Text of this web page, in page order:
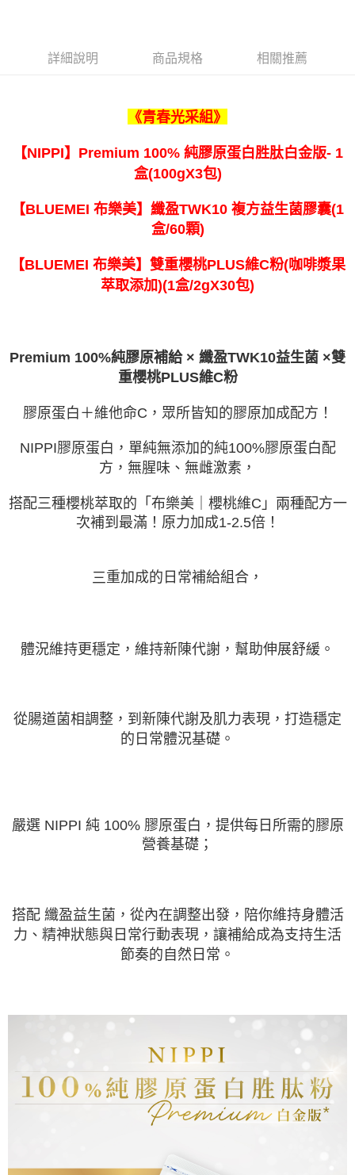
用戶於交易時，得透過本服務購買商品或服務，並由商店將買賣／分期付款
買賣價金債權讓與本公司後，依約使用本公司帳單繳交帳款。
由本公司與您本人進行分期帳單所需資料之確認、核對及更正。
3.完整用戶服務條款，請詳閱以下連結：https://oppay.tw/userRule
詳細說明 商品規格 相關推薦
《青春光采組》
【NIPPI】Premium 100% 純膠原蛋白胜肽白金版- 1
盒(100gX3包)
【BLUEMEI 布樂美】纖盈TWK10 複方益生菌膠囊(1
盒/60顆)
【BLUEMEI 布樂美】雙重櫻桃PLUS維C粉(咖啡漿果
萃取添加)(1盒/2gX30包)
Premium 100%純膠原補給 × 纖盈TWK10益生菌 ×雙
重櫻桃PLUS維C粉
膠原蛋白＋維他命C，眾所皆知的膠原加成配方！
NIPPI膠原蛋白，單純無添加的純100%膠原蛋白配
方，無腥味、無雌激素，
搭配三種櫻桃萃取的「布樂美｜櫻桃維C」兩種配方一
次補到最滿！原力加成1-2.5倍！
三重加成的日常補給組合，
體況維持更穩定，維持新陳代謝，幫助伸展舒緩。
從腸道菌相調整，到新陳代謝及肌力表現， 打造穩定
的日常體況基礎。
嚴選 NIPPI 純 100% 膠原蛋白 ，提供每日所需的膠原
營養基礎；
搭配 纖盈益生菌，從內在調整出發，陪你維持身體活
力、精神狀態與日常行動表現，讓補給成為支持生活
節奏的自然日常。